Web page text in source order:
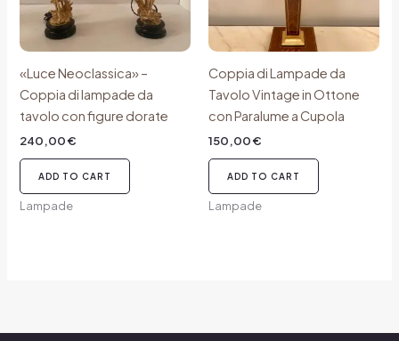
«Luce Neoclassica» –
Coppia di lampade da
tavolo con figure dorate
240,00€
ADD TO CART
Lampade
Coppia di Lampade da
Tavolo Vintage in Ottone
con Paralume a Cupola
150,00€
ADD TO CART
Lampade